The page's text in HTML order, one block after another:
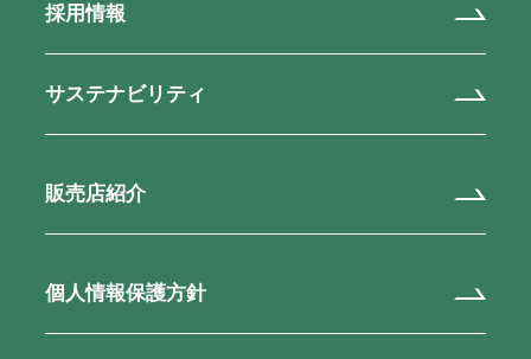
採用情報
サステナビリティ
販売店紹介
個人情報保護方針